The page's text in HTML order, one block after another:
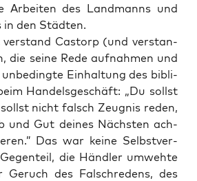
Arbei­ten des Land­manns und
in den Städten.
ver­stand Cas­torp (und ver­stan­
die sei­ne Rede auf­nah­men und
Ein­hal­tung des bibli­
Han­dels­ge­schäft: „Du sollst
nicht falsch Zeug­nis reden,
und Gut dei­nes Nächs­ten ach­
Das war kei­ne Selbst­ver­
die Händ­ler umweh­te
Geruch des Fal­sch­re­dens, des